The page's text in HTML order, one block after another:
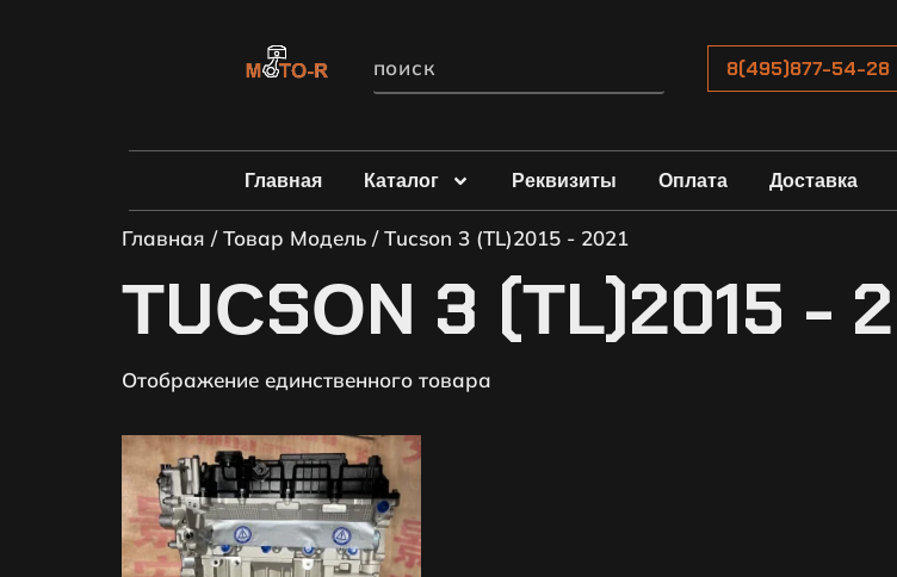
8(495)877-54-28
Главная Каталог Реквизиты Оплата Доставка
Главная / Товар Модель / Тuсsоn 3 (ТL)2015 - 2021
ТUСSОN 3 (ТL)2015 -
Отображение единственного товара